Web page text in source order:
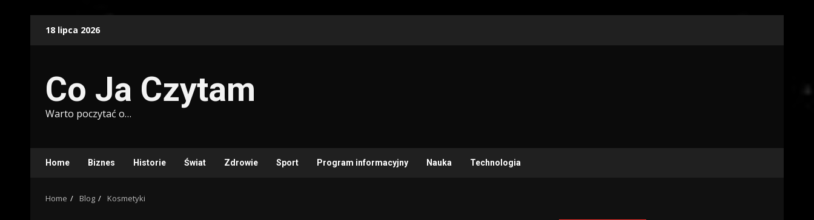
18 lipca 2026
Co Ja Czytam
Warto poczytać o…
Home Biznes Historie Świat Zdrowie Sport Program informacyjny Nauka Technologia
Home Blog Kosmetyki